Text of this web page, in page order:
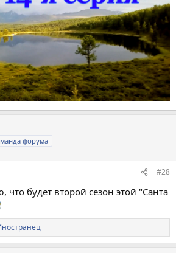
форума
#28
что будет второй сезон этой "Санта